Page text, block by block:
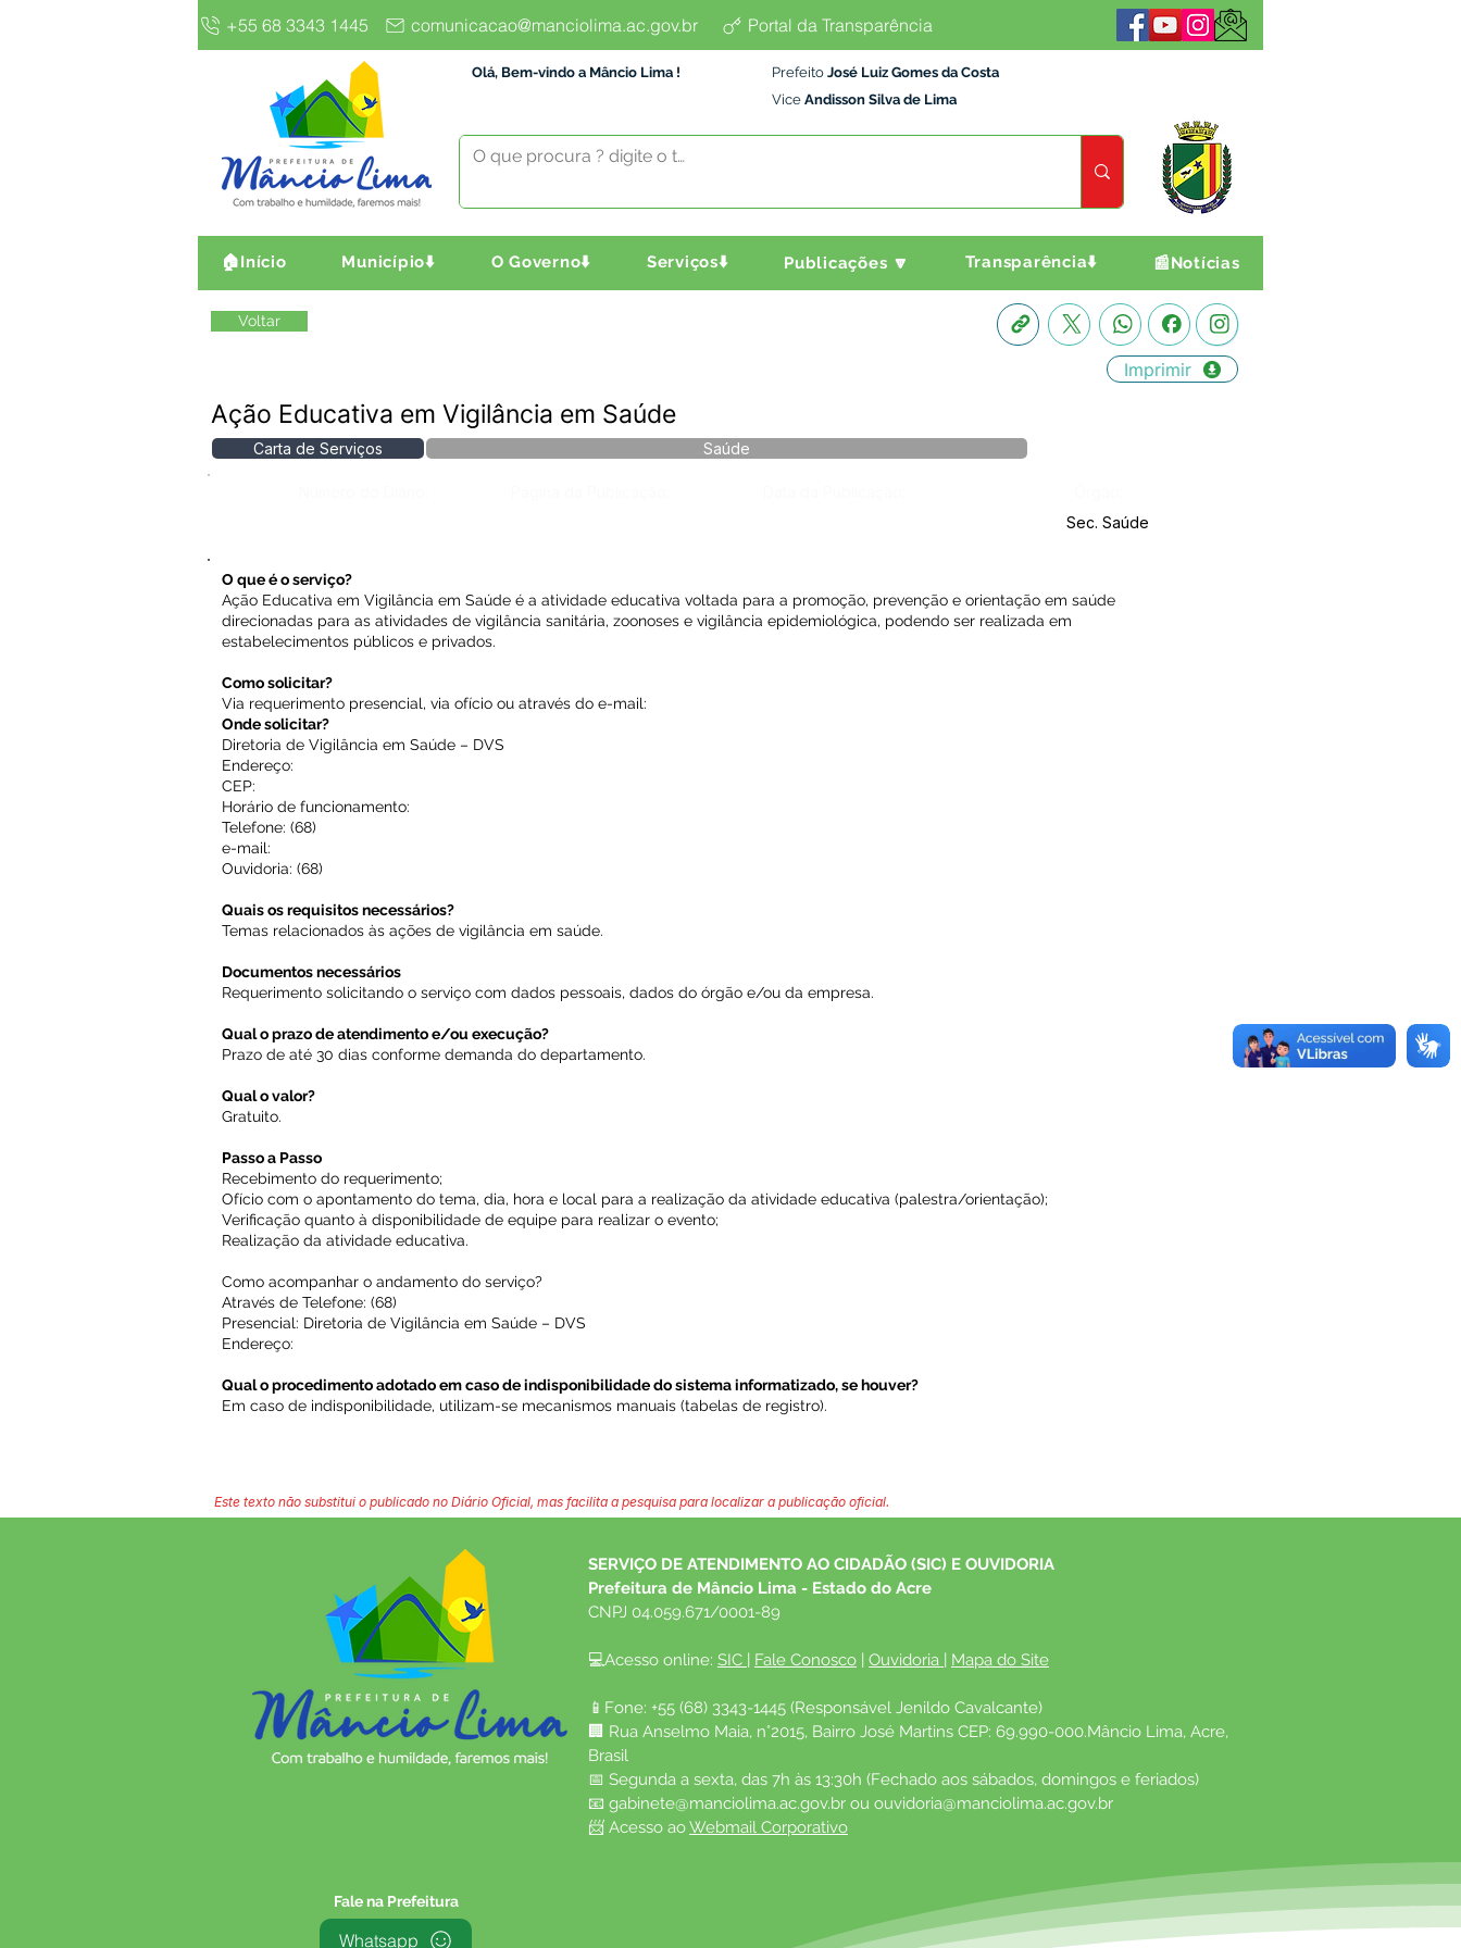
+55 68 3343 1445 comunicacao@manciolima.ac.gov.br Portal da Transparência
Olá, Bem-vindo a Mâncio Lima ! Prefeito José Luiz Gomes da Costa
Vice Andisson Silva de Lima
🏠Início Município⬇️ O Governo⬇️ Serviços⬇️ Publicações 🔽 Transparência⬇️ 📰Notícias
Voltar
Imprimir
Ação Educativa em Vigilância em Saúde
Carta de Serviços Saúde
Sec. Saúde
O que é o serviço?
Ação Educativa em Vigilância em Saúde é a atividade educativa voltada para a promoção, prevenção e orientação em saúde
direcionadas para as atividades de vigilância sanitária, zoonoses e vigilância epidemiológica, podendo ser realizada em
estabelecimentos públicos e privados.
Como solicitar?
Via requerimento presencial, via ofício ou através do e-mail:
Onde solicitar?
Diretoria de Vigilância em Saúde – DVS
Endereço:
CEP:
Horário de funcionamento:
Telefone: (68)
e-mail:
Ouvidoria: (68)
Quais os requisitos necessários?
Temas relacionados às ações de vigilância em saúde.
Documentos necessários
Requerimento solicitando o serviço com dados pessoais, dados do órgão e/ou da empresa.
Qual o prazo de atendimento e/ou execução?
Prazo de até 30 dias conforme demanda do departamento.
Qual o valor?
Gratuito.
Passo a Passo
Recebimento do requerimento;
Ofício com o apontamento do tema, dia, hora e local para a realização da atividade educativa (palestra/orientação);
Verificação quanto à disponibilidade de equipe para realizar o evento;
Realização da atividade educativa.
Como acompanhar o andamento do serviço?
Através de Telefone: (68)
Presencial: Diretoria de Vigilância em Saúde – DVS
Endereço:
Qual o procedimento adotado em caso de indisponibilidade do sistema informatizado, se houver?
Em caso de indisponibilidade, utilizam-se mecanismos manuais (tabelas de registro).
Este texto não substitui o publicado no Diário Oficial, mas facilita a pesquisa para localizar a publicação oficial.
SERVIÇO DE ATENDIMENTO AO CIDADÃO (SIC) E OUVIDORIA
Prefeitura de Mâncio Lima - Estado do Acre
CNPJ 04.059.671/0001-89
💻Acesso online: SIC | Fale Conosco | Ouvidoria | Mapa do Site
📱Fone: +55 (68) 3343-1445 (Responsável Jenildo Cavalcante)
🏢 Rua Anselmo Maia, n°2015, Bairro José Martins CEP: 69.990-000.Mâncio Lima, Acre,
Brasil
📅 Segunda a sexta, das 7h às 13:30h (Fechado aos sábados, domingos e feriados)
📧 gabinete@manciolima.ac.gov.br ou ouvidoria@manciolima.ac.gov.br
📨 Acesso ao Webmail Corporativo
Fale na Prefeitura
Whatsapp